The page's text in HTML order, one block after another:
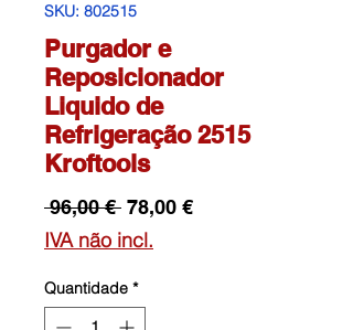
SKU: 802515
Purgador e
Reposicionador
Liquido de
Refrigeração 2515
Kroftools
96,00 € Preço
normal
78,00 €Preço
IVA não incl.
Quantidade *